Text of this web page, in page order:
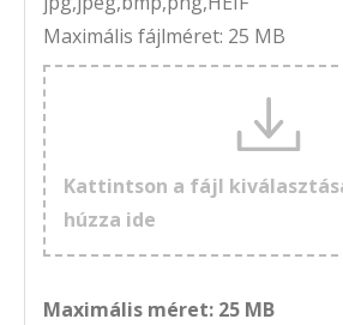
Maximális fájlméret: 25 MB
Kattintson a fájl
húzza ide
Maximális méret: 25 MB